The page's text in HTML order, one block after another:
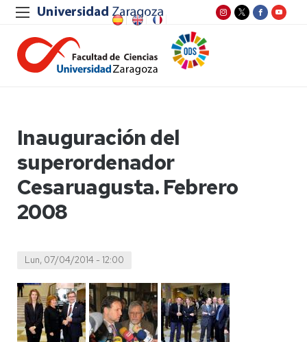
Inauguración del
superordenador
Cesaruagusta. Febrero
2008
Lun, 07/04/2014 - 12:00